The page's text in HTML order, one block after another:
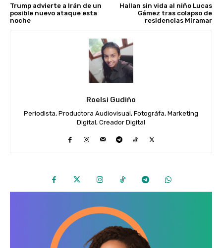
Trump advierte a Irán de un
posible nuevo ataque esta
noche
Hallan sin vida al niño Lucas
Gámez tras colapso de
residencias Miramar
Roelsi Gudiño
Periodista, Productora Audiovisual, Fotográfa, Marketing
Digital, Creador Digital